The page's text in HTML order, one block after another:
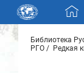
Skip navigation
Разделы и
Библиотека
РГО
Редкая